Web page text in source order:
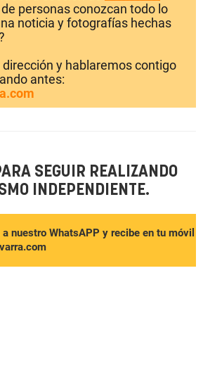
personas conozcan todo lo
noticia y fotografías hechas
y hablaremos contigo
antes:
SEGUIR REALIZANDO
INDEPENDIENTE.
nuestro WhatsAPP y recibe en tu móvil